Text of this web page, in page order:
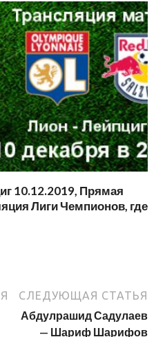
10.12.2019, Прямая
Лиги Чемпионов, где
СЛЕДУЮЩАЯ СТАТЬЯ
Абдулрашид Садулаев
— Шариф Шарифов